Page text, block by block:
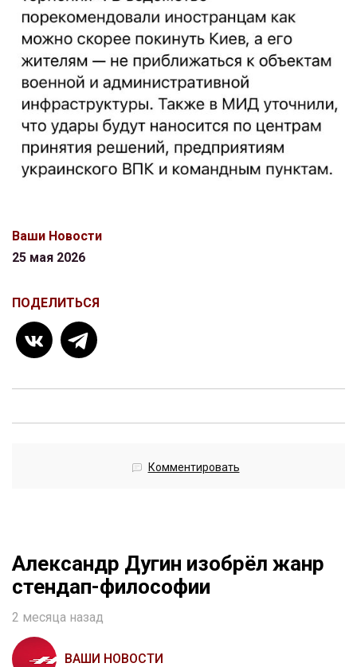
Ваши Новости
25 мая 2026
ПОДЕЛИТЬСЯ
Комментировать
Александр Дугин изобрёл жанр
стендап-философии
2 месяца назад
ВАШИ НОВОСТИ